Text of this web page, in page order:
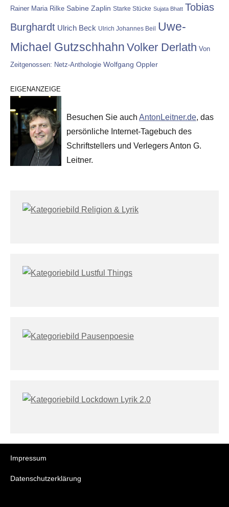
Rainer Maria Rilke Sabine Zaplin Starke Stücke Sujata Bhatt Tobias
Burghardt Ulrich Beck Ulrich Johannes Beil
Uwe-
Michael Gutzschhahn Volker Derlath Von
Zeitgenossen: Netz-Anthologie Wolfgang Oppler
EIGENANZEIGE
Besuchen Sie auch AntonLeitner.de, das
persönliche Internet-Tagebuch des
Schriftstellers und Verlegers Anton G.
Leitner.
Impressum
Datenschutzerklärung